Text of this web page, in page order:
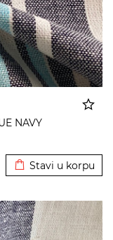
NAVY
Stavi u korpu